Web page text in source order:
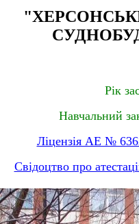
Рік
Навчальний
Ліцензія АЕ №
Свідоцтво про